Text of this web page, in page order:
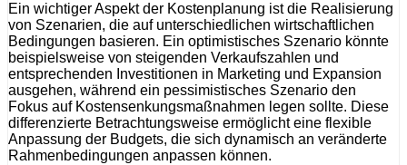
Ein wichtiger Aspekt der Kostenplanung ist die Realisierung
von Szenarien, die auf unterschiedlichen wirtschaftlichen
Bedingungen basieren. Ein optimistisches Szenario könnte
beispielsweise von steigenden Verkaufszahlen und
entsprechenden Investitionen in Marketing und Expansion
ausgehen, während ein pessimistisches Szenario den
Fokus auf Kostensenkungsmaßnahmen legen sollte. Diese
differenzierte Betrachtungsweise ermöglicht eine flexible
Anpassung der Budgets, die sich dynamisch an veränderte
Rahmenbedingungen anpassen können.